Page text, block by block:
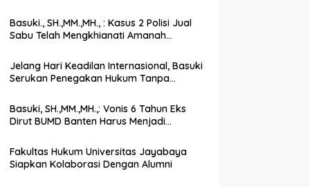
Penegakan Hukum
Basuki., SH.,MM.,MH., : Kasus 2 Polisi Jual
Sabu Telah Mengkhianati Amanah
Jelang Hari Keadilan Internasional, Basuki
Serukan Penegakan Hukum Tanpa
Basuki, SH.,MM.,MH.,: Vonis 6 Tahun Eks
Dirut BUMD Banten Harus Menjadi
Fakultas Hukum Universitas Jayabaya
Siapkan Kolaborasi Dengan Alumni